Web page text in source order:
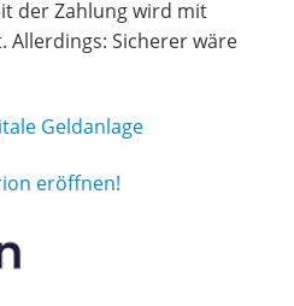
der Zahlung wird mit
Allerdings: Sicherer wäre
Geldanlage
eröffnen!